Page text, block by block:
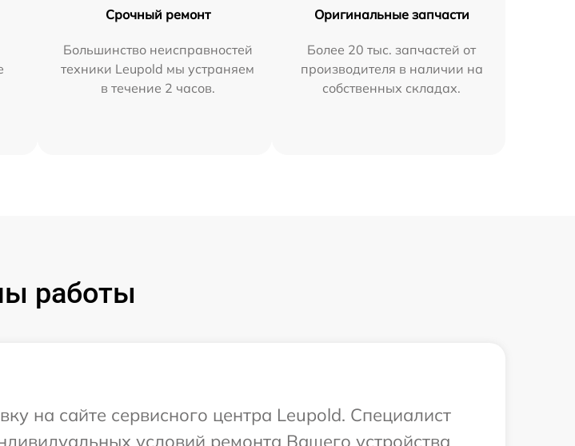
Срочный ремонт
Большинство неисправностей
техники Leupold мы устраняем
в течение 2 часов.
Оригинальные запчасти
Более 20 тыс. запчастей от
производителя в наличии на
собственных складах.
работы
на сайте сервисного центра Leupold. Специалист
условий ремонта Вашего устройства